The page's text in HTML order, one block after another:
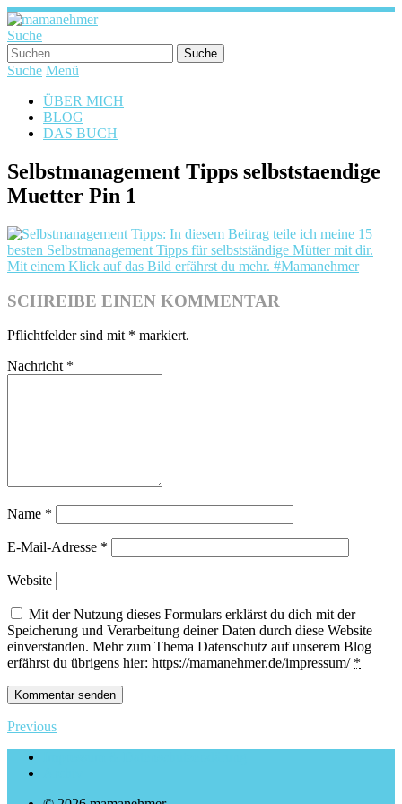
Suche
Suche Menü
ÜBER MICH
BLOG
DAS BUCH
Selbstmanagement Tipps selbststaendige
Muetter Pin 1
SCHREIBE EINEN KOMMENTAR
Pflichtfelder sind mit * markiert.
Nachricht *
Name *
E-Mail-Adresse *
Website
Mit der Nutzung dieses Formulars erklärst du dich mit der
Speicherung und Verarbeitung deiner Daten durch diese Website
einverstanden. Mehr zum Thema Datenschutz auf unserem Blog
erfährst du übrigens hier: https://mamanehmer.de/impressum/ *
Previous